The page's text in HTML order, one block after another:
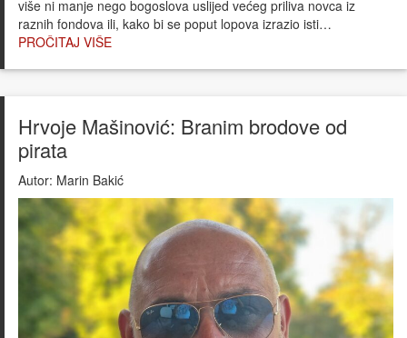
više ni manje nego bogoslova uslijed većeg priliva novca iz
raznih fondova ili, kako bi se poput lopova izrazio isti…
PROČITAJ VIŠE
Hrvoje Mašinović: Branim brodove od
pirata
Autor: Marin Bakić